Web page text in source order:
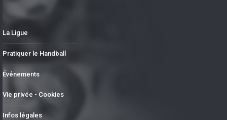
La Ligue
Pratiquer le Handball
Événements
Vie privée - Cookies
Infos légales